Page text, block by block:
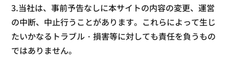
3.当社は、事前予告なしに本サイトの内容の変更、運営
の中断、中止行うことがあります。これらによって生じ
たいかなるトラブル・損害等に対しても責任を負うもの
ではありません。